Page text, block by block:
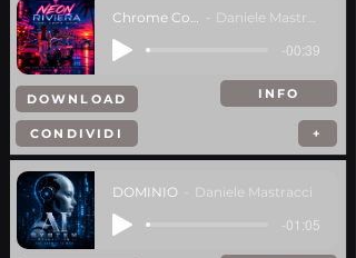
Daniele Mastracci
-00:39
DOWNLOAD
CONDIVIDI
INFO
+
DOMINIO Daniele Mastracci
-01:05